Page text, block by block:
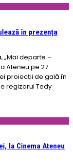
în prezența
„Mai departe –
Ateneu pe 27
proiecții de gală în
regizorul Tedy
la Cinema Ateneu